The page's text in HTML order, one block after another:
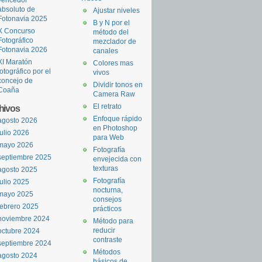
Ajustar niveles
B y N por el
método del
mezclador de
canales
Colores mas
vivos
Dividir tonos en
Camera Raw
El retrato
Enfoque rápido
en Photoshop
para Web
Fotografía
envejecida con
texturas
Fotografía
nocturna,
consejos
prácticos
Método para
reducir
contraste
Métodos
de
2025
Concurso
2026
Maratón
por el
de
2026
2026
2026
2025
2025
2025
2025
2025
2024
2024
2024
2024